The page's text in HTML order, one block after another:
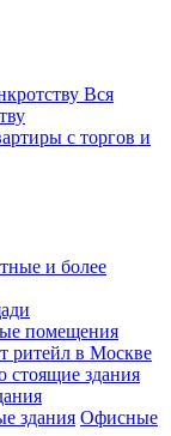
Вся
с торгов и
и более
помещения
ритейл в Москве
стоящие здания
Офисные